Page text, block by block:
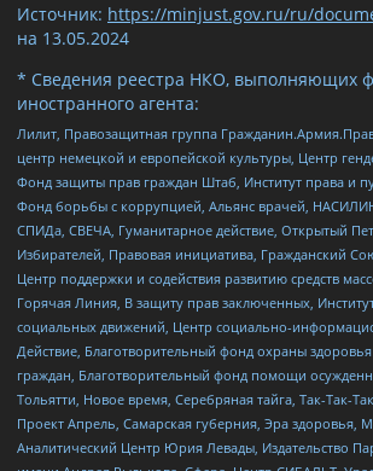
Источник: https://minjust.gov.ru/ru/
на 13.05.2024
* Сведения реестра НКО, выполняющих
иностранного агента:
Лилит, Правозащитная группа
центр немецкой и европейской культуры, Центр
Фонд защиты прав граждан Штаб, Институт права и
Фонд борьбы с коррупцией, Альянс врачей,
СПИДа, СВЕЧА, Гуманитарное действие, Открытый
Избирателей, Правовая инициатива, Гражданский
Центр поддержки и содействия развитию средств
Горячая Линия, В защиту прав заключенных,
социальных движений, Центр социально-
Действие, Благотворительный фонд охраны
граждан, Благотворительный фонд помощи
Тольятти, Новое время, Серебряная тайга, Так-Так-
Проект Апрель, Самарская губерния, Эра здоровья,
Аналитический Центр Юрия Левады, Издательство